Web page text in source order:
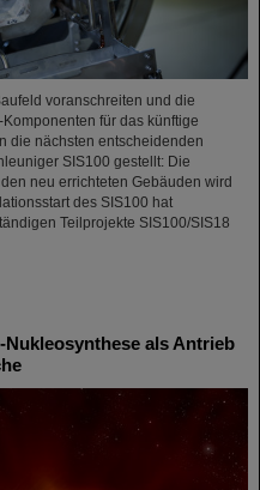
voranschreiten und die
für das künftige
die nächsten entscheidenden
SIS100 gestellt: Die
neu errichteten Gebäuden wird
des SIS100 hat
Teilprojekte SIS100/SIS18
als Antrieb